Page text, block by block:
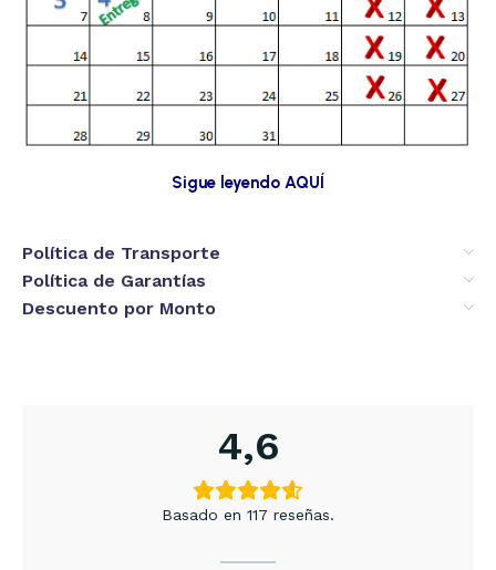
Sigue leyendo AQUÍ
Política de Transporte
Política de Garantías
Descuento por Monto
4,6
Basado en 117 reseñas.